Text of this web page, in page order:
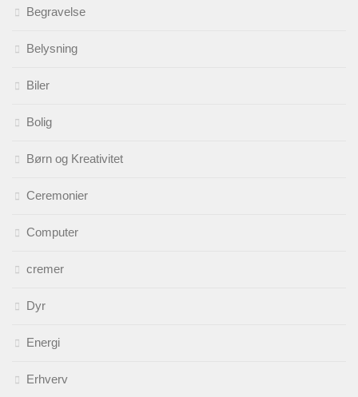
Begravelse
Belysning
Biler
Bolig
Børn og Kreativitet
Ceremonier
Computer
cremer
Dyr
Energi
Erhverv